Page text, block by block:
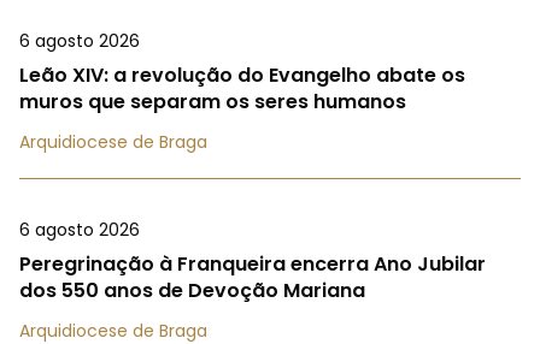
6 agosto 2026
Leão XIV: a revolução do Evangelho abate os
muros que separam os seres humanos
Arquidiocese de Braga
6 agosto 2026
Peregrinação à Franqueira encerra Ano Jubilar
dos 550 anos de Devoção Mariana
Arquidiocese de Braga